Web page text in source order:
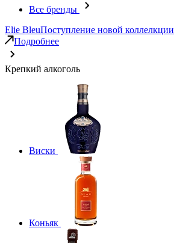
Все бренды
Elie BleuПоступление новой коллелкции
Подробнее
Крепкий алкоголь
Виски
Коньяк